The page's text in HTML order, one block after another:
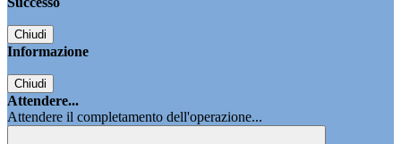
Chiudi
Informazione
Chiudi
Attendere...
Attendere il completamento dell'operazione...